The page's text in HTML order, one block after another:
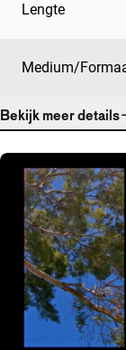
Lengte
Medium/
Bekijk meer details